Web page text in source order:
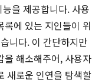
을 제공합니다. 사용
에 있는 지인들이 위
니다. 이 간단하지만
을 해소해주어, 사용자
새로운 인연을 탐색할